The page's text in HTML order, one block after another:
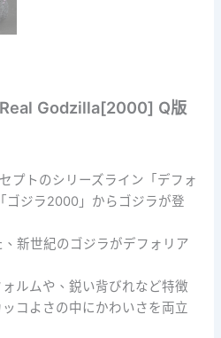
Godzilla[2000] Q版
プトのシリーズライン「デフォ
ゴジラ2000」からゴジラが登
新世紀のゴジラがデフォリア
ルムや、鋭い背びれなど特徴
コよさの中にかわいさを両立